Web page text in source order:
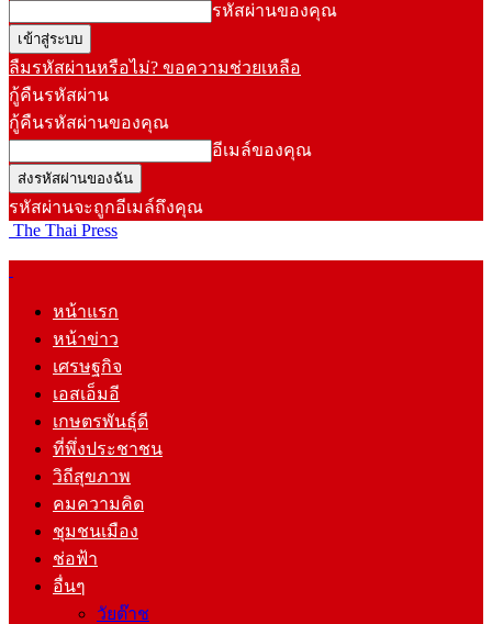
รหัสผ่านของคุณ
ลืมรหัสผ่านหรือไม่? ขอความช่วยเหลือ
กู้คืนรหัสผ่าน
กู้คืนรหัสผ่านของคุณ
อีเมล์ของคุณ
รหัสผ่านจะถูกอีเมล์ถึงคุณ
The Thai Press
หน้าแรก
หน้าข่าว
เศรษฐกิจ
เอสเอ็มอี
เกษตรพันธุ์ดี
ที่พึ่งประชาชน
วิถีสุขภาพ
คมความคิด
ชุมชนเมือง
ช่อฟ้า
อื่นๆ
วัยต๊าช